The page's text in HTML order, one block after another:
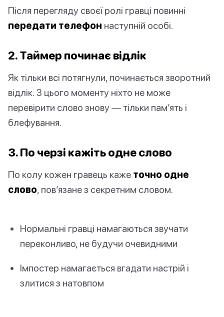
Після перегляду своєї ролі гравці повинні
передати телефон наступній особі.
2. Таймер починає відлік
Як тільки всі потягнули, починається зворотний
відлік. З цього моменту ніхто не може
перевірити слово знову — тільки пам’ять і
блефування.
3. По черзі кажіть одне слово
По колу кожен гравець каже точно одне
слово, пов’язане з секретним словом.
Нормальні гравці намагаються звучати
переконливо, не будучи очевидними
Імпостер намагається вгадати настрій і
злитися з натовпом